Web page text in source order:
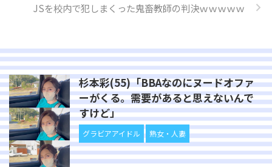
JSを校内で犯しまくった鬼畜教師の判決ｗｗｗｗｗ
杉本彩(55)「BBAなのにヌードオファ
ーがくる。需要があると思えないんで
すけど」
グラビアアイドル 熟女・人妻